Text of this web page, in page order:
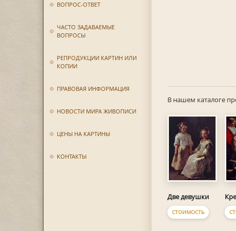
ВОПРОС-ОТВЕТ
ЧАСТО ЗАДАВАЕМЫЕ
ВОПРОСЫ
РЕПРОДУКЦИИ КАРТИН ИЛИ
КОПИИ
ПРАВОВАЯ ИНФОРМАЦИЯ
НОВОСТИ МИРА ЖИВОПИСИ
ЦЕНЫ НА КАРТИНЫ
КОНТАКТЫ
В нашем каталоге
Две девушки
СТОИМОСТЬ